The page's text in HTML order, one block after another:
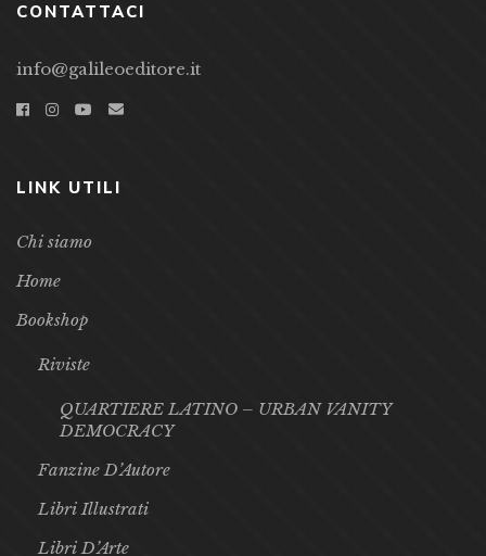
CONTATTACI
info@galileoeditore.it
LINK UTILI
Chi siamo
Home
Bookshop
Riviste
QUARTIERE LATINO – URBAN VANITY
DEMOCRACY
Fanzine D’Autore
Libri Illustrati
Libri D’Arte